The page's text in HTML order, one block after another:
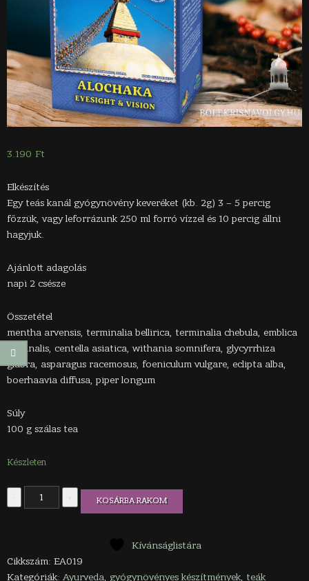
3.190 Ft
Elkészítés
Egy teás kanál gyógynövény keveréket (kb. 2g) 3 – 5 percig
főzzük, vagy leforrázunk 250 ml forró vízzel és 10 percig állni
hagyjuk.
Ajánlott adagolás
napi 2 csésze
Összetétel
mentha arvensis, terminalia bellirica, terminalia chebula, emblica
efficinalis, centella asiatica, withania somnifera, glycyrrhiza
glabra, asparagus racemosus, foeniculum vulgare, eclipta alba,
boerhaavia diffusa, piper longum
Súly
100 g szálas tea
Készleten
Alochaka-
tea
látás
javításáért
KOSÁRBA RAKOM
Kívánságlistára
Cikkszám: EA019
Kategóriák: Ayurveda, gyógynövényes készítmények, teák